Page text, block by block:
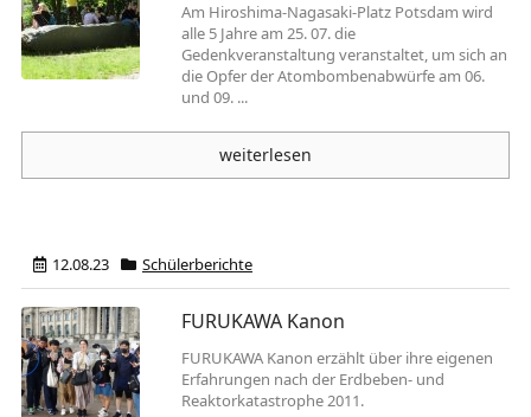
Am Hiroshima-Nagasaki-Platz Potsdam wird
alle 5 Jahre am 25. 07. die
Gedenkveranstaltung veranstaltet, um sich an
die Opfer der Atombombenabwürfe am 06.
und 09. ...
weiterlesen
12.08.23 Schülerberichte
FURUKAWA Kanon
FURUKAWA Kanon erzählt über ihre eigenen
Erfahrungen nach der Erdbeben- und
Reaktorkatastrophe 2011.